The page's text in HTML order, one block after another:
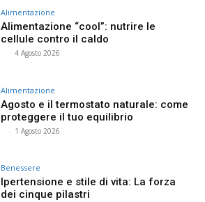
Alimentazione
Alimentazione “cool”: nutrire le
cellule contro il caldo
- 4 Agosto 2026
Alimentazione
Agosto e il termostato naturale: come
proteggere il tuo equilibrio
- 1 Agosto 2026
Benessere
Ipertensione e stile di vita: La forza
dei cinque pilastri